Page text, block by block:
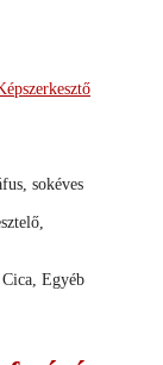
sokéves
Egyéb